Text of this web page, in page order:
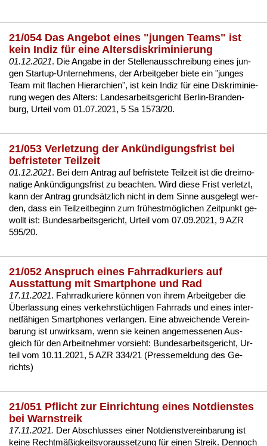
21/054 Das Angebot eines "jungen Teams" ist
kein Indiz für eine Altersdiskriminierung
01.12.2021. Die An­ga­be in der Stel­len­aus­schrei­bung ei­nes jun­
gen Star­t­up-Un­ter­neh­mens, der Ar­beit­ge­ber bie­te ein "jun­ges
Team mit fla­chen Hier­ar­chi­en", ist kein In­diz für ei­ne Dis­kri­mi­nie­
rung we­gen des Al­ters: Lan­des­ar­beits­ge­richt Ber­lin-Bran­den­
burg, Ur­teil vom 01.07.2021, 5 Sa 1573/20.
21/053 Verletzung der Ankündigungsfrist bei
befristeter Teilzeit
01.12.2021. Bei dem An­trag auf be­fris­te­te Teil­zeit ist die drei­mo­
na­ti­ge Ankündi­gungs­frist zu be­ach­ten. Wird die­se Frist ver­letzt,
kann der An­trag grundsätz­lich nicht in dem Sin­ne aus­ge­legt wer­
den, dass ein Teil­zeit­be­ginn zum frühestmögli­chen Zeit­punkt ge­
wollt ist: Bun­des­ar­beits­ge­richt, Ur­teil vom 07.09.2021, 9 AZR
595/20.
21/052 Anspruch eines Fahrradkuriers auf
Ausstattung mit Smartphone und Rad
17.11.2021. Fahr­rad­ku­rie­re können von ih­rem Ar­beit­ge­ber die
Über­las­sung ei­nes ver­kehrstüch­ti­gen Fahr­rads und ei­nes in­ter­
netfähi­gen Smart­pho­nes ver­lan­gen. Ei­ne ab­wei­chen­de Ver­ein­
ba­rung ist un­wirk­sam, wenn sie kei­nen an­ge­mes­se­nen Aus­
gleich für den Ar­beit­neh­mer vor­sieht: Bun­des­ar­beits­ge­richt, Ur­
teil vom 10.11.2021, 5 AZR 334/21 (Pres­se­mel­dung des Ge­
richts)
21/051 Pflicht zur Einrichtung eines Notdienstes
bei Warnstreik
17.11.2021. Der Ab­schlus­ses ei­ner Not­dienst­ver­ein­ba­rung ist
kei­ne Rechtmäßig­keits­vor­aus­set­zung für ei­nen Streik. Den­noch